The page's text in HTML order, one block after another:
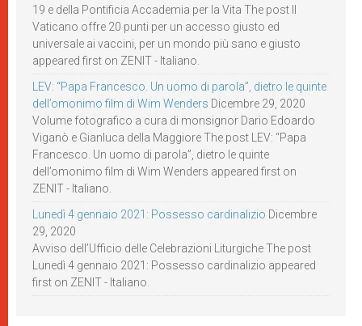
19 e della Pontificia Accademia per la Vita The post Il
Vaticano offre 20 punti per un accesso giusto ed
universale ai vaccini, per un mondo più sano e giusto
appeared first on ZENIT - Italiano.
LEV: “Papa Francesco. Un uomo di parola”, dietro le quinte
dell’omonimo film di Wim Wenders Dicembre 29, 2020
Volume fotografico a cura di monsignor Dario Edoardo
Viganò e Gianluca della Maggiore The post LEV: “Papa
Francesco. Un uomo di parola”, dietro le quinte
dell’omonimo film di Wim Wenders appeared first on
ZENIT - Italiano.
Lunedì 4 gennaio 2021: Possesso cardinalizio Dicembre
29, 2020
Avviso dell’Ufficio delle Celebrazioni Liturgiche The post
Lunedì 4 gennaio 2021: Possesso cardinalizio appeared
first on ZENIT - Italiano.